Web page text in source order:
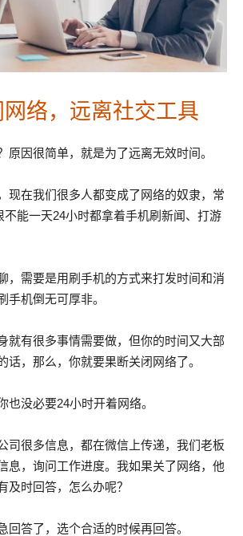
络，远离社交工具
原因很简单，就是为了远离无效时间。
现在我们很多人都变成了网络的奴隶，常
不能一天24小时都拿着手机刷新闻、打游
，需要是用刷手机的方式来打发时间和消
手机倒无可厚非。
就有很多事情需要做，但你的时间又大部
话，那么，你就要果断关闭网络了。
也没必要24小时开着网络。
司很多信息，都在微信上传递，我们老板
息，询问工作进度。我如果关了网络，他
及时回答，怎么办呢？
回答了，选个合适的时候再回答。